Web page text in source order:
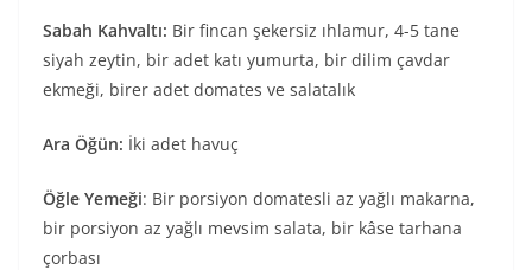
Sabah Kahvaltı: Bir fincan şekersiz ıhlamur, 4-5 tane
siyah zeytin, bir adet katı yumurta, bir dilim çavdar
ekmeği, birer adet domates ve salatalık
Ara Öğün: İki adet havuç
Öğle Yemeği: Bir porsiyon domatesli az yağlı makarna,
bir porsiyon az yağlı mevsim salata, bir kâse tarhana
çorbası